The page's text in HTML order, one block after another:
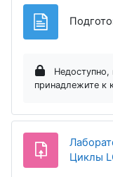
принадлежите к
Циклы